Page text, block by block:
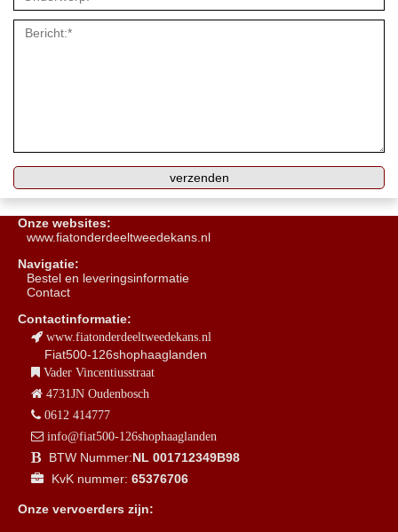
Onze websites:
www.fiatonderdeeltweedekans.nl
Navigatie:
Bestel en leveringsinformatie
Contact
Contactinformatie:
www.fiatonderdeeltweedekans.nl
Fiat500-126shophaaglanden
Vader Vincentiusstraat
4731JN Oudenbosch
0612 414777
info@fiat500-126shophaaglanden
BTW Nummer:NL 001712349B98
KvK nummer: 65376706
Onze vervoerders zijn: